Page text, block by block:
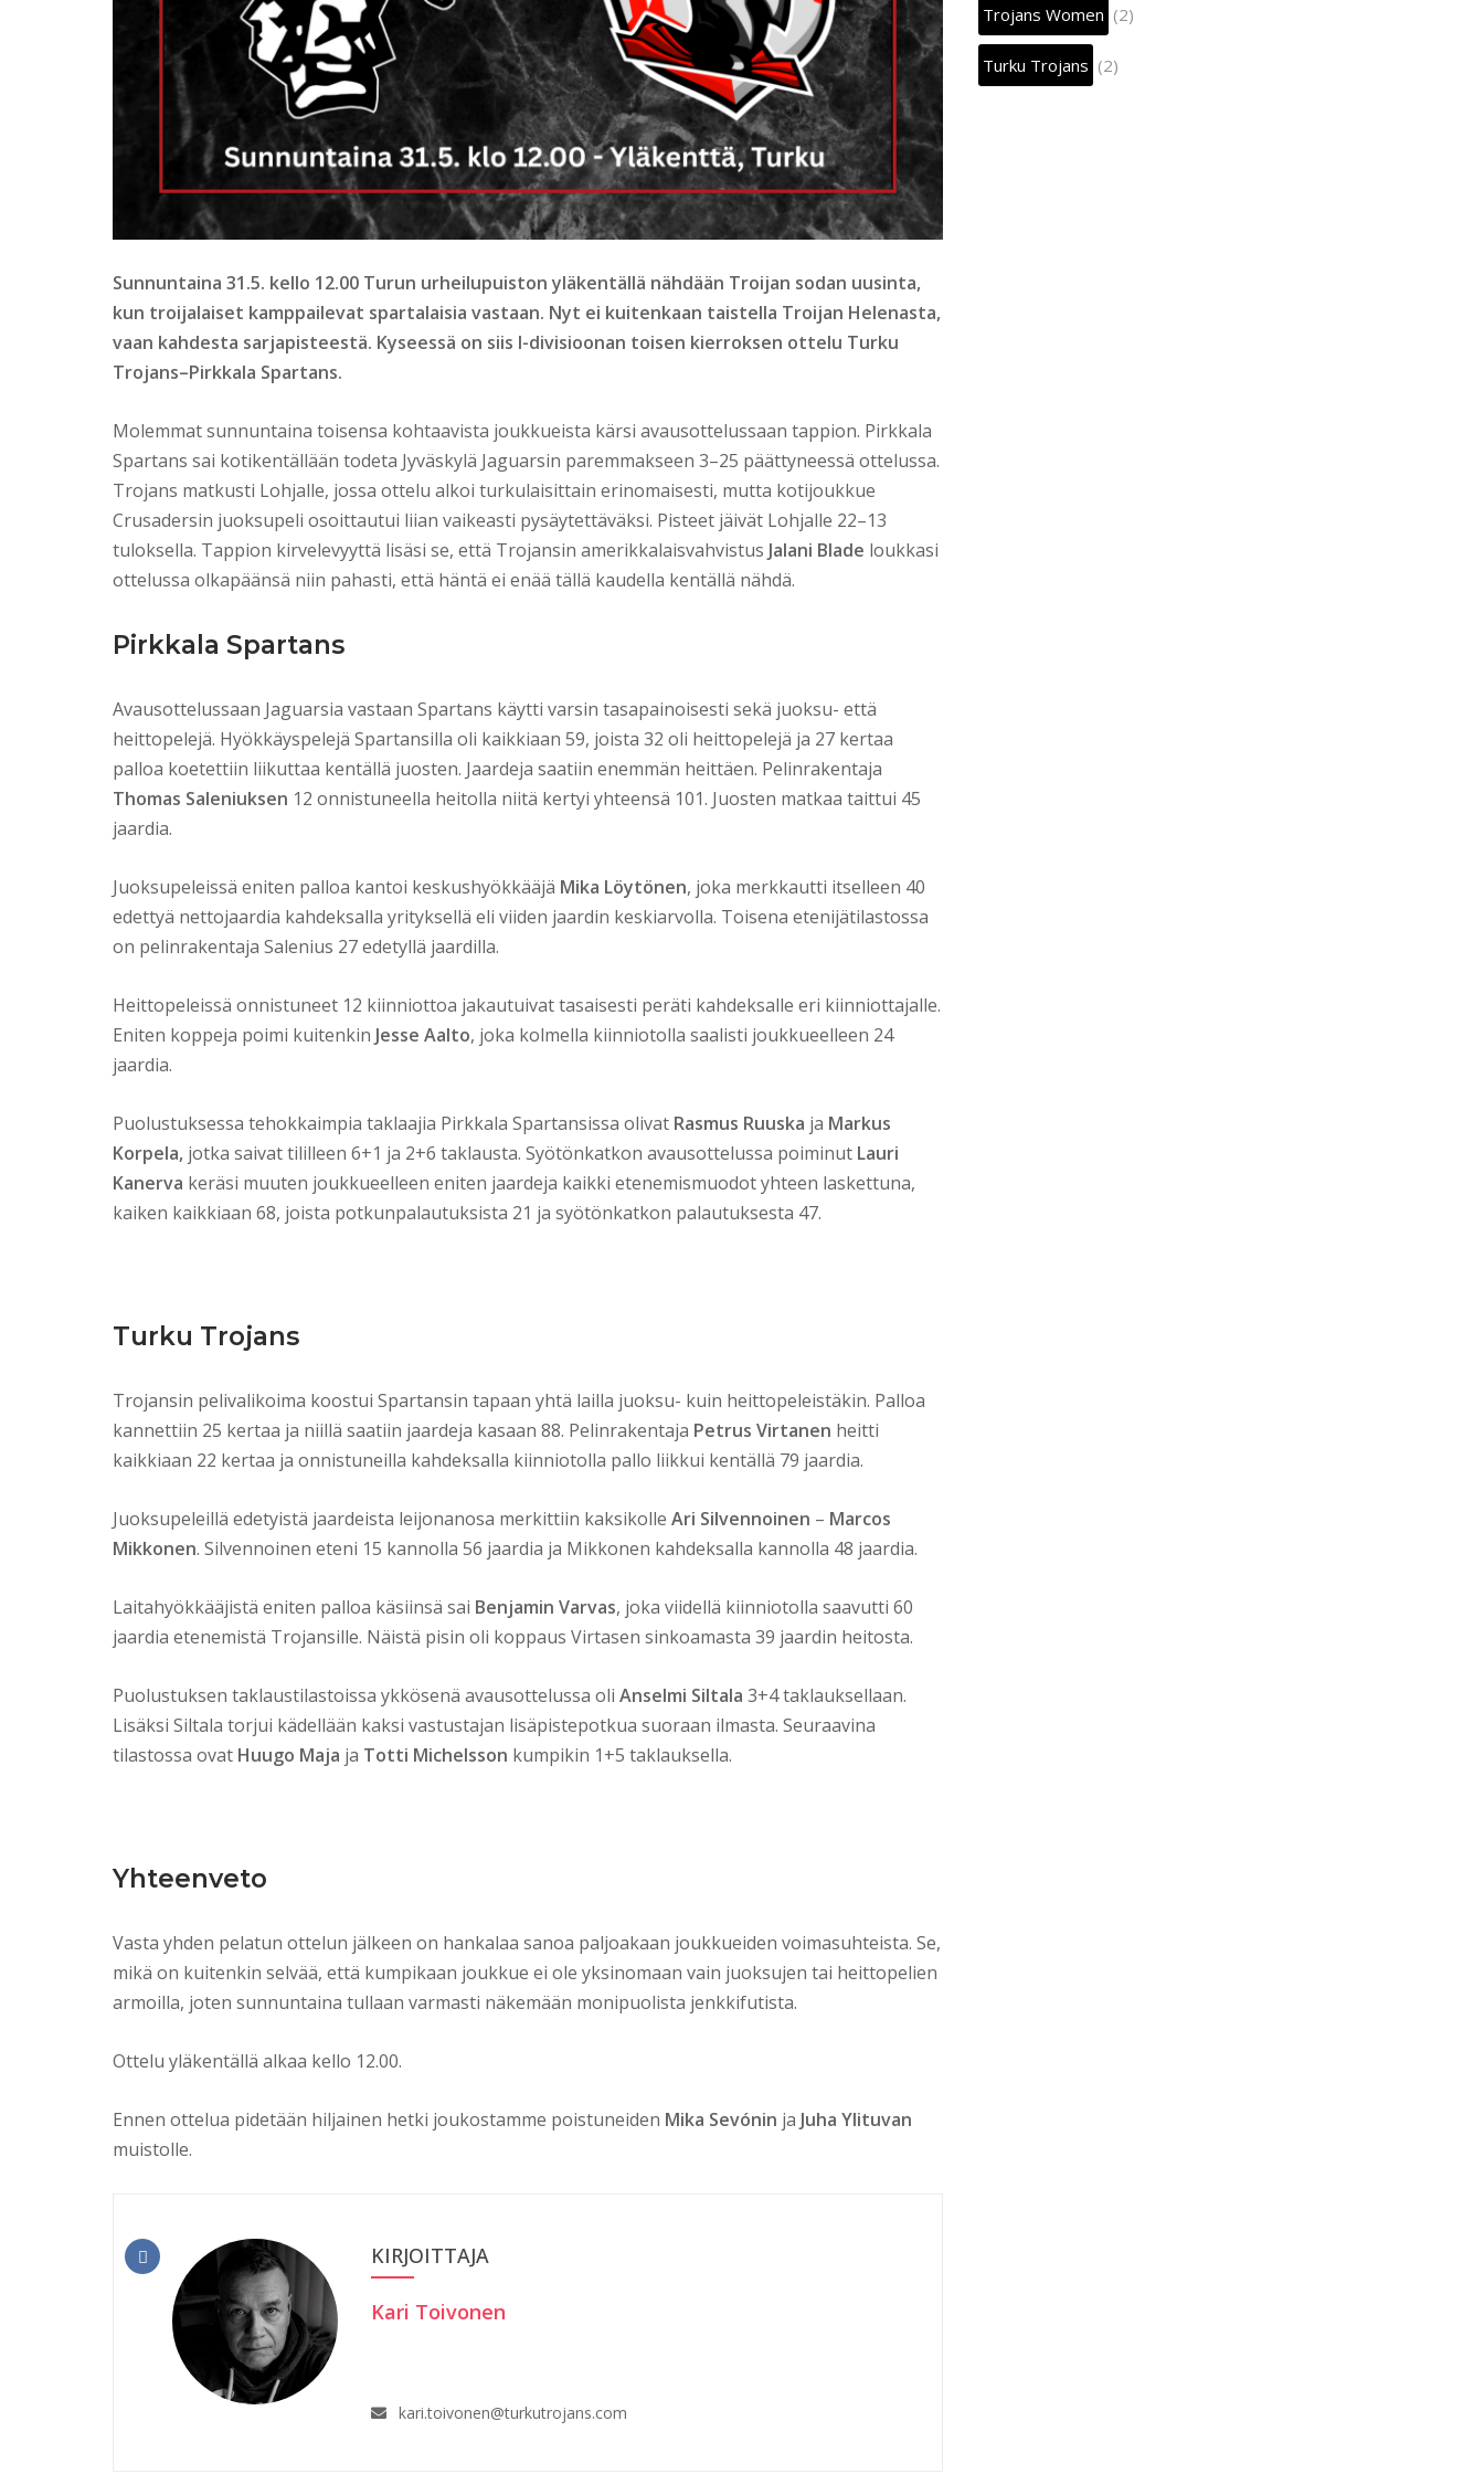
Sunnuntaina 31.5. kello 12.00 Turun urheilupuiston yläkentällä nähdään Troijan sodan uusinta,
kun troijalaiset kamppailevat spartalaisia vastaan. Nyt ei kuitenkaan taistella Troijan Helenasta,
vaan kahdesta sarjapisteestä. Kyseessä on siis I-divisioonan toisen kierroksen ottelu Turku
Trojans–Pirkkala Spartans.
Molemmat sunnuntaina toisensa kohtaavista joukkueista kärsi avausottelussaan tappion. Pirkkala
Spartans sai kotikentällään todeta Jyväskylä Jaguarsin paremmakseen 3–25 päättyneessä ottelussa.
Trojans matkusti Lohjalle, jossa ottelu alkoi turkulaisittain erinomaisesti, mutta kotijoukkue
Crusadersin juoksupeli osoittautui liian vaikeasti pysäytettäväksi. Pisteet jäivät Lohjalle 22–13
tuloksella. Tappion kirvelevyyttä lisäsi se, että Trojansin amerikkalaisvahvistus Jalani Blade loukkasi
ottelussa olkapäänsä niin pahasti, että häntä ei enää tällä kaudella kentällä nähdä.
Pirkkala Spartans
Avausottelussaan Jaguarsia vastaan Spartans käytti varsin tasapainoisesti sekä juoksu- että
heittopelejä. Hyökkäyspelejä Spartansilla oli kaikkiaan 59, joista 32 oli heittopelejä ja 27 kertaa
palloa koetettiin liikuttaa kentällä juosten. Jaardeja saatiin enemmän heittäen. Pelinrakentaja
Thomas Saleniuksen 12 onnistuneella heitolla niitä kertyi yhteensä 101. Juosten matkaa taittui 45
jaardia.
Juoksupeleissä eniten palloa kantoi keskushyökkääjä Mika Löytönen, joka merkkautti itselleen 40
edettyä nettojaardia kahdeksalla yrityksellä eli viiden jaardin keskiarvolla. Toisena etenijätilastossa
on pelinrakentaja Salenius 27 edetyllä jaardilla.
Heittopeleissä onnistuneet 12 kiinniottoa jakautuivat tasaisesti peräti kahdeksalle eri kiinniottajalle.
Eniten koppeja poimi kuitenkin Jesse Aalto, joka kolmella kiinniotolla saalisti joukkueelleen 24
jaardia.
Puolustuksessa tehokkaimpia taklaajia Pirkkala Spartansissa olivat Rasmus Ruuska ja Markus
Korpela, jotka saivat tililleen 6+1 ja 2+6 taklausta. Syötönkatkon avausottelussa poiminut Lauri
Kanerva keräsi muuten joukkueelleen eniten jaardeja kaikki etenemismuodot yhteen laskettuna,
kaiken kaikkiaan 68, joista potkunpalautuksista 21 ja syötönkatkon palautuksesta 47.
Turku Trojans
Trojansin pelivalikoima koostui Spartansin tapaan yhtä lailla juoksu- kuin heittopeleistäkin. Palloa
kannettiin 25 kertaa ja niillä saatiin jaardeja kasaan 88. Pelinrakentaja Petrus Virtanen heitti
kaikkiaan 22 kertaa ja onnistuneilla kahdeksalla kiinniotolla pallo liikkui kentällä 79 jaardia.
Juoksupeleillä edetyistä jaardeista leijonanosa merkittiin kaksikolle Ari Silvennoinen – Marcos
Mikkonen. Silvennoinen eteni 15 kannolla 56 jaardia ja Mikkonen kahdeksalla kannolla 48 jaardia.
Laitahyökkääjistä eniten palloa käsiinsä sai Benjamin Varvas, joka viidellä kiinniotolla saavutti 60
jaardia etenemistä Trojansille. Näistä pisin oli koppaus Virtasen sinkoamasta 39 jaardin heitosta.
Puolustuksen taklaustilastoissa ykkösenä avausottelussa oli Anselmi Siltala 3+4 taklauksellaan.
Lisäksi Siltala torjui kädellään kaksi vastustajan lisäpistepotkua suoraan ilmasta. Seuraavina
tilastossa ovat Huugo Maja ja Totti Michelsson kumpikin 1+5 taklauksella.
Yhteenveto
Vasta yhden pelatun ottelun jälkeen on hankalaa sanoa paljoakaan joukkueiden voimasuhteista. Se,
mikä on kuitenkin selvää, että kumpikaan joukkue ei ole yksinomaan vain juoksujen tai heittopelien
armoilla, joten sunnuntaina tullaan varmasti näkemään monipuolista jenkkifutista.
Ottelu yläkentällä alkaa kello 12.00.
Ennen ottelua pidetään hiljainen hetki joukostamme poistuneiden Mika Sevónin ja Juha Ylituvan
muistolle.
KIRJOITTAJA
Kari Toivonen
kari.toivonen@turkutrojans.com
Trojans Women (2)
Turku Trojans (2)